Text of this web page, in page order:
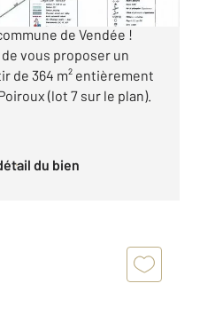
exceptionnelle à
de Vendée !
vous proposer un
de 364 m² entièrement
(lot 7 sur le plan).
du bien